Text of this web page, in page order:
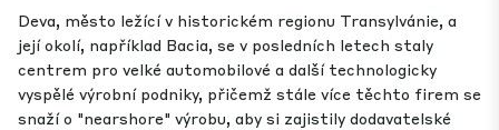
Deva, město ležící v historickém regionu Transylvánie, a
její okolí, například Bacia, se v posledních letech staly
centrem pro velké automobilové a další technologicky
vyspělé výrobní podniky, přičemž stále více těchto firem se
snaží o "nearshore" výrobu, aby si zajistily dodavatelské